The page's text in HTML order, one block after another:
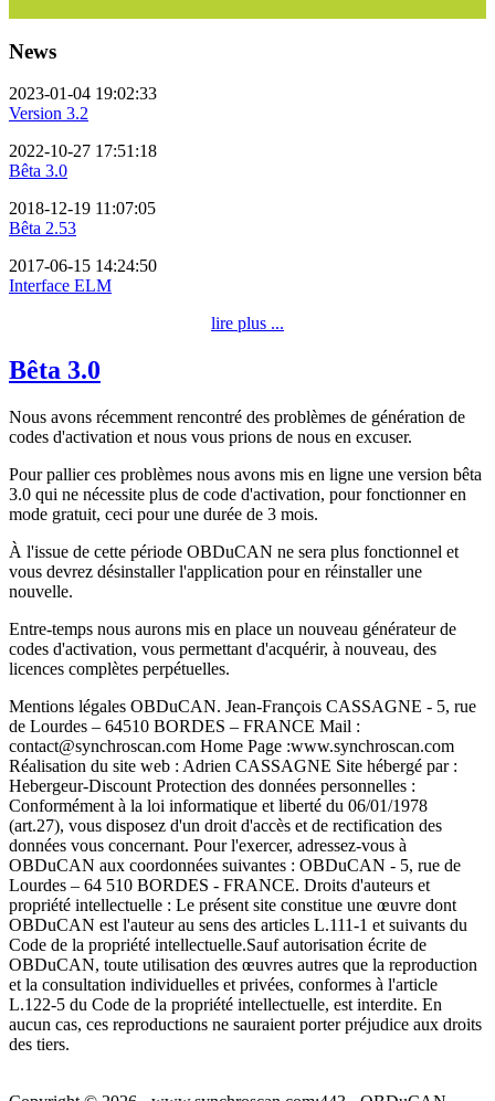
News
2023-01-04 19:02:33
Version 3.2
2022-10-27 17:51:18
Bêta 3.0
2018-12-19 11:07:05
Bêta 2.53
2017-06-15 14:24:50
Interface ELM
lire plus ...
Bêta 3.0
Nous avons récemment rencontré des problèmes de génération de
codes d'activation et nous vous prions de nous en excuser.
Pour pallier ces problèmes nous avons mis en ligne une version bêta
3.0 qui ne nécessite plus de code d'activation, pour fonctionner en
mode gratuit, ceci pour une durée de 3 mois.
À l'issue de cette période OBDuCAN ne sera plus fonctionnel et
vous devrez désinstaller l'application pour en réinstaller une
nouvelle.
Entre-temps nous aurons mis en place un nouveau générateur de
codes d'activation, vous permettant d'acquérir, à nouveau, des
licences complètes perpétuelles.
Mentions légales OBDuCAN. Jean-François CASSAGNE - 5, rue
de Lourdes – 64510 BORDES – FRANCE Mail :
contact@synchroscan.com Home Page :www.synchroscan.com
Réalisation du site web : Adrien CASSAGNE Site hébergé par :
Hebergeur-Discount Protection des données personnelles :
Conformément à la loi informatique et liberté du 06/01/1978
(art.27), vous disposez d'un droit d'accès et de rectification des
données vous concernant. Pour l'exercer, adressez-vous à
OBDuCAN aux coordonnées suivantes : OBDuCAN - 5, rue de
Lourdes – 64 510 BORDES - FRANCE. Droits d'auteurs et
propriété intellectuelle : Le présent site constitue une œuvre dont
OBDuCAN est l'auteur au sens des articles L.111-1 et suivants du
Code de la propriété intellectuelle.Sauf autorisation écrite de
OBDuCAN, toute utilisation des œuvres autres que la reproduction
et la consultation individuelles et privées, conformes à l'article
L.122-5 du Code de la propriété intellectuelle, est interdite. En
aucun cas, ces reproductions ne sauraient porter préjudice aux droits
des tiers.